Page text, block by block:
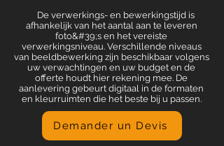
De verwerkings- en bewerkingstijd is
afhankelijk van het aantal aan te leveren
foto&#39;s en het vereiste
verwerkingsniveau. Verschillende niveaus
van beeldbewerking zijn beschikbaar volgens
uw verwachtingen en uw budget en de
offerte houdt hier rekening mee. De
aanlevering gebeurt digitaal in de formaten
en kleurruimten die het beste bij u passen.
Demander un Devis